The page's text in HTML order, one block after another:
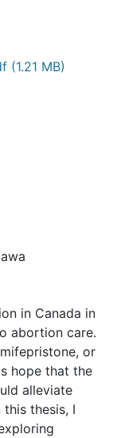
(1.21 MB)
in Canada in
abortion care.
or
hope that the
alleviate
thesis, I